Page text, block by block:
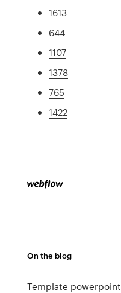
1613
644
1107
1378
765
1422
On the blog
Template powerpoint